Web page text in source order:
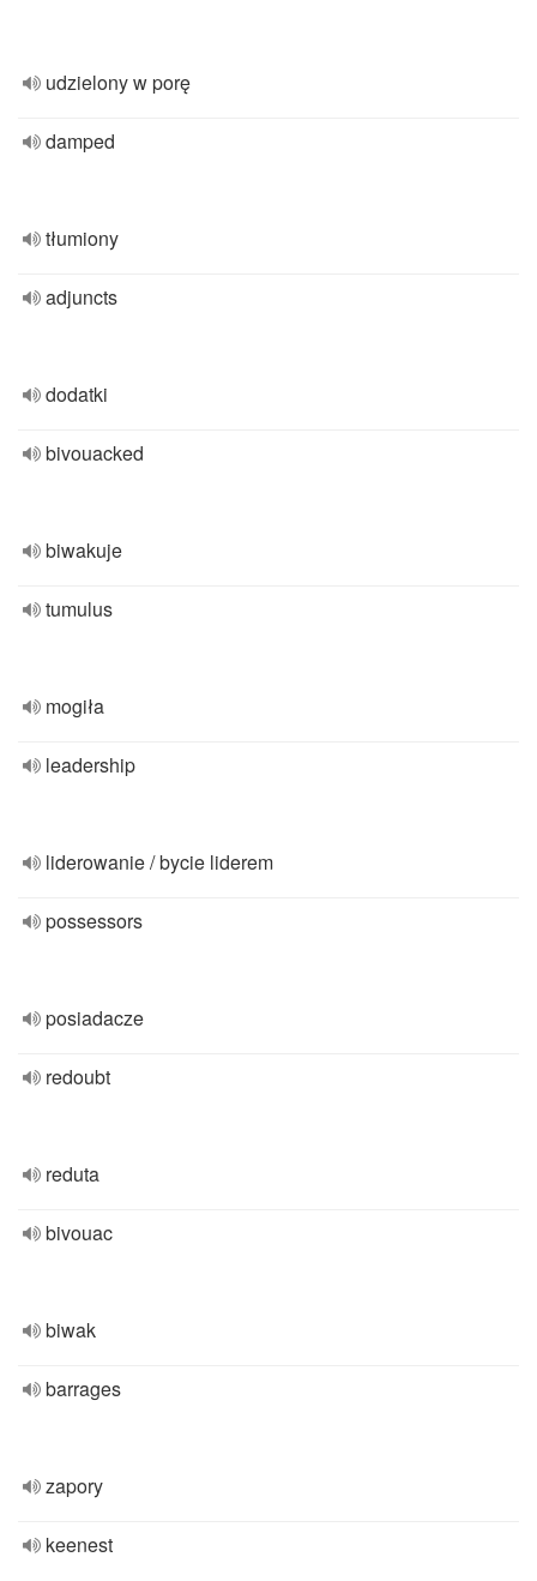
udzielony w porę
damped
tłumiony
adjuncts
dodatki
bivouacked
biwakuje
tumulus
mogiła
leadership
liderowanie / bycie liderem
possessors
posiadacze
redoubt
reduta
bivouac
biwak
barrages
zapory
keenest